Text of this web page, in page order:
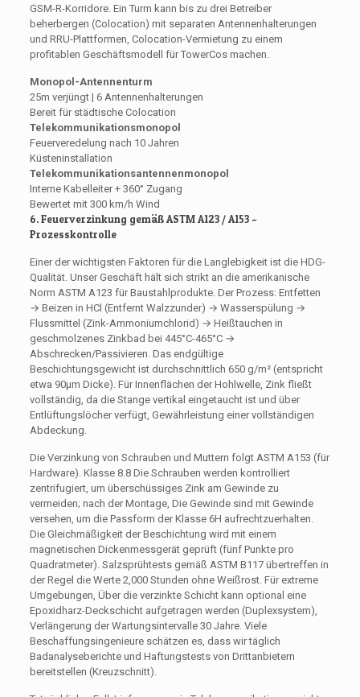
GSM-R-Korridore. Ein Turm kann bis zu drei Betreiber
beherbergen (Colocation) mit separaten Antennenhalterungen
und RRU-Plattformen, Colocation-Vermietung zu einem
profitablen Geschäftsmodell für TowerCos machen.
Monopol-Antennenturm
25m verjüngt | 6 Antennenhalterungen
Bereit für städtische Colocation
Telekommunikationsmonopol
Feuerveredelung nach 10 Jahren
Küsteninstallation
Telekommunikationsantennenmonopol
Interne Kabelleiter + 360° Zugang
Bewertet mit 300 km/h Wind
6. Feuerverzinkung gemäß ASTM A123 / A153 –
Prozesskontrolle
Einer der wichtigsten Faktoren für die Langlebigkeit ist die HDG-
Qualität. Unser Geschäft hält sich strikt an die amerikanische
Norm ASTM A123 für Baustahlprodukte. Der Prozess: Entfetten
→ Beizen in HCl (Entfernt Walzzunder) → Wasserspülung →
Flussmittel (Zink-Ammoniumchlorid) → Heißtauchen in
geschmolzenes Zinkbad bei 445°C-465°C →
Abschrecken/Passivieren. Das endgültige
Beschichtungsgewicht ist durchschnittlich 650 g/m² (entspricht
etwa 90μm Dicke). Für Innenflächen der Hohlwelle, Zink fließt
vollständig, da die Stange vertikal eingetaucht ist und über
Entlüftungslöcher verfügt, Gewährleistung einer vollständigen
Abdeckung.
Die Verzinkung von Schrauben und Muttern folgt ASTM A153 (für
Hardware). Klasse 8.8 Die Schrauben werden kontrolliert
zentrifugiert, um überschüssiges Zink am Gewinde zu
vermeiden; nach der Montage, Die Gewinde sind mit Gewinde
versehen, um die Passform der Klasse 6H aufrechtzuerhalten.
Die Gleichmäßigkeit der Beschichtung wird mit einem
magnetischen Dickenmessgerät geprüft (fünf Punkte pro
Quadratmeter). Salzsprühtests gemäß ASTM B117 übertreffen in
der Regel die Werte 2,000 Stunden ohne Weißrost. Für extreme
Umgebungen, Über die verzinkte Schicht kann optional eine
Epoxidharz-Deckschicht aufgetragen werden (Duplexsystem),
Verlängerung der Wartungsintervalle 30 Jahre. Viele
Beschaffungsingenieure schätzen es, dass wir täglich
Badanalyseberichte und Haftungstests von Drittanbietern
bereitstellen (Kreuzschnitt).